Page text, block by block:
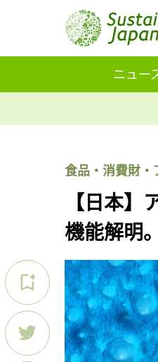
ニュー
食品・消費財・
【日本
機能解明